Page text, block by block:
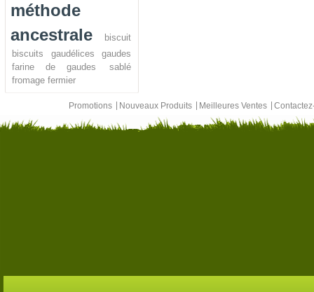
méthode
ancestrale
biscuit
biscuits
gaudélices
gaudes
farine de gaudes
sablé
fromage fermier
Promotions Nouveaux Produits Meilleures Ventes